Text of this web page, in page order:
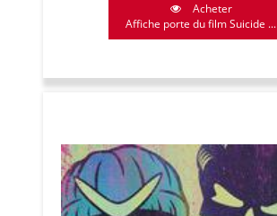
Acheter
Affiche porte du film Suicide ...